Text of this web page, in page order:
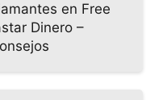
en Free
Dinero –